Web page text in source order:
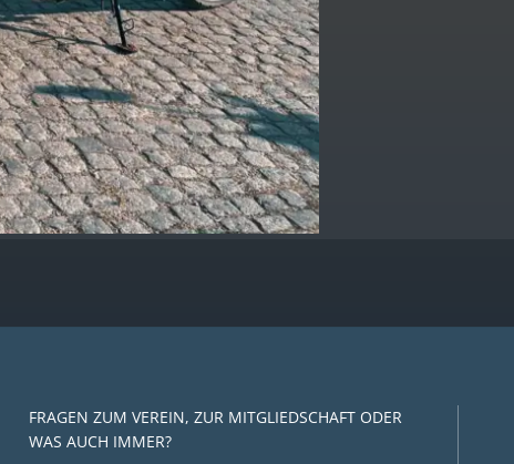
FRAGEN ZUM VEREIN, ZUR MITGLIEDSCHAFT ODER
WAS AUCH IMMER?